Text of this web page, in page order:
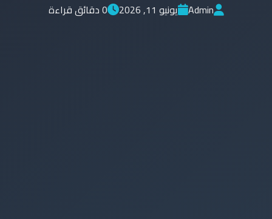
Admin يونيو 11, 2026 0 دقائق قراءة